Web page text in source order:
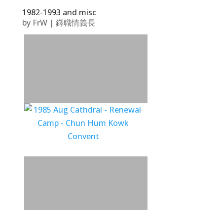
1982-1993 and misc
by FrW| 鐸職情義長